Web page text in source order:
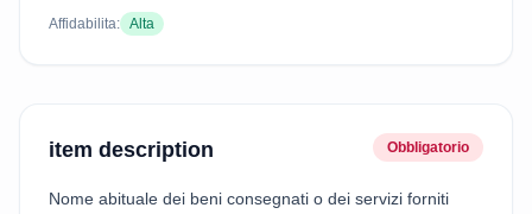
Affidabilita: Alta
item description Obbligatorio
Nome abituale dei beni consegnati o dei servizi forniti